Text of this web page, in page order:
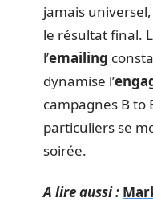
jamais
le résultat final.
l’emailing
dynamise l’
campagnes B to
particuliers se
soirée.
A lire aussi :